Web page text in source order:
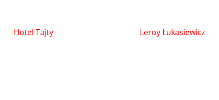
Nawigacja
Hotel Tajty Leroy Łukasiewicz